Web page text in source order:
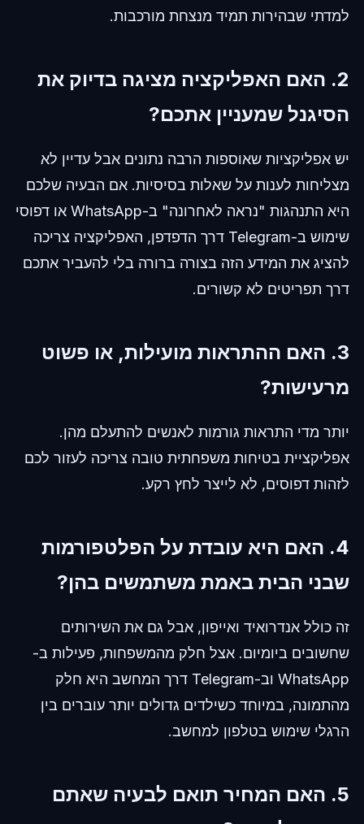
למדתי שבהירות תמיד מנצחת מורכבות.
2. האם האפליקציה מציגה בדיוק את
הסיגנל שמעניין אתכם?
יש אפליקציות שאוספות הרבה נתונים אבל עדיין לא
מצליחות לענות על שאלות בסיסיות. אם הבעיה שלכם
היא התנהגות "נראה לאחרונה" ב-WhatsApp או דפוסי
שימוש ב-Telegram דרך הדפדפן, האפליקציה צריכה
להציג את המידע הזה בצורה ברורה בלי להעביר אתכם
דרך תפריטים לא קשורים.
3. האם ההתראות מועילות, או פשוט
מרעישות?
יותר מדי התראות גורמות לאנשים להתעלם מהן.
אפליקציית בטיחות משפחתית טובה צריכה לעזור לכם
לזהות דפוסים, לא לייצר לחץ רקע.
4. האם היא עובדת על הפלטפורמות
שבני הבית באמת משתמשים בהן?
זה כולל אנדרואיד ואייפון, אבל גם את השירותים
שחשובים ביומיום. אצל חלק מהמשפחות, פעילות ב-
WhatsApp וב-Telegram דרך המחשב היא חלק
מהתמונה, במיוחד כשילדים גדולים יותר עוברים בין
הרגלי שימוש בטלפון למחשב.
5. האם המחיר תואם לבעיה שאתם